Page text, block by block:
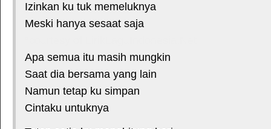
Izinkan ku tuk memeluknya
Meski hanya sesaat saja
Apa semua itu masih mungkin
Saat dia bersama yang lain
Namun tetap ku simpan
Cintaku untuknya